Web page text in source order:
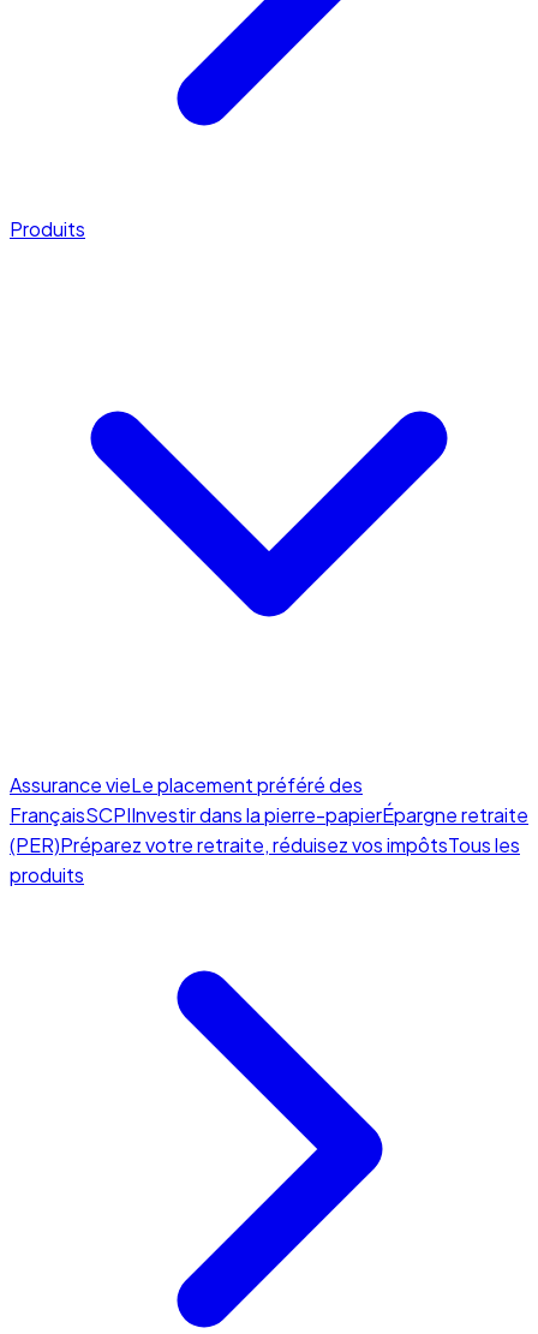
Produits
Assurance vieLe placement préféré des
FrançaisSCPIInvestir dans la pierre-papierÉpargne retraite
(PER)Préparez votre retraite, réduisez vos impôtsTous les
produits